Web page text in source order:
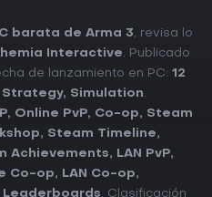
barata de Arma 3, revisa lo
Interactive. Publicado
de lanzamiento en PC: 12
Strategy, Simulation.
, Online PvP, Co-op, Steam
, Steam Timeline,
Achievements, LAN PvP,
Co-op, LAN Co-op,
Leaderboards. Clasificación